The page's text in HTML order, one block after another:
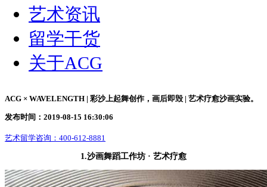
艺术资讯
留学干货
关于ACG
ACG × WAVELENGTH | 彩沙上起舞创作，画后即毁 | 艺术疗愈沙画实验。
发布时间：2019-08-15 16:30:06
艺术留学咨询： 400-612-8881
1.沙画舞蹈工作坊 · 艺术疗愈